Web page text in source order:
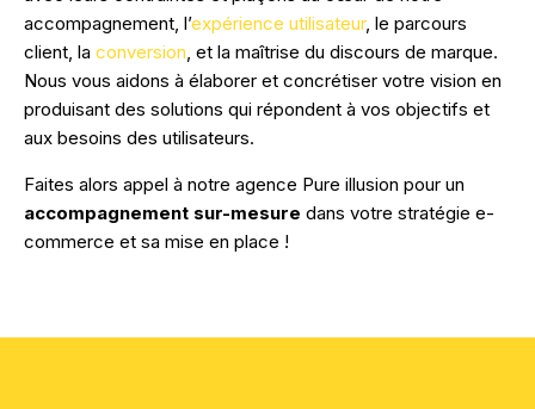
accompagnement, l’expérience utilisateur, le parcours
client, la conversion, et la maîtrise du discours de marque.
Nous vous aidons à élaborer et concrétiser votre vision en
produisant des solutions qui répondent à vos objectifs et
aux besoins des utilisateurs.
Faites alors appel à notre agence Pure illusion pour un
accompagnement sur-mesure dans votre stratégie e-
commerce et sa mise en place !